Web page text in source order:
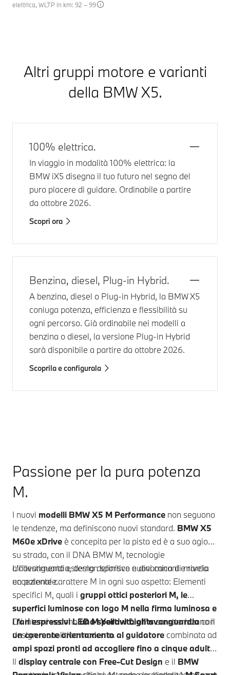
elettrica, WLTP in km: 92 – 99
Altri gruppi motore e varianti
della BMW X5.
100% elettrica.
In viaggio in modalità 100% elettrica: la
BMW iX5 disegna il tuo futuro nel segno del
puro piacere di guidare. Ordinabile a partire
da ottobre 2026.
Scopri ora
Benzina, diesel, Plug-in Hybrid.
A benzina, diesel o Plug-in Hybrid, la BMW X5
coniuga potenza, efficienza e flessibilità su
ogni percorso. Già ordinabile nei modelli a
benzina o diesel, la versione Plug-in Hybrid
sarà disponibile a partire da ottobre 2026.
Scoprila e configurala
Passione per la pura potenza
M.
I nuovi modelli BMW X5 M Performance non seguono
le tendenze, ma definiscono nuovi standard. BMW X5
M60e xDrive è concepita per la pista ed è a suo agio
su strada, con il DNA BMW M, tecnologie
all’avanguardia, design sportivo e dinamica di marcia
eccezionale.
L’allestimento esterno definisce nuovi canoni e rivela
un potente carattere M in ogni suo aspetto: Elementi
specifici M, quali i gruppi ottici posteriori M, le
superfici luminose con logo M nella firma luminosa e
i fari espressivi LED M Yellow Lightscaratterizzano il
design monolitico moderno.
Gli interni vedonouna sportività all’avanguardiacon
un coerente orientamento al guidatore combinata ad
ampi spazi pronti ad accogliere fino a cinque adulti.
Il display centrale con Free-Cut Design e il BMW